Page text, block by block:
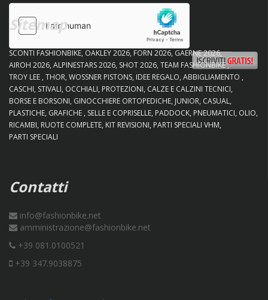
Sitemap
SCONTI FASHIONBIKE OAKLEY 2026 FORN 2026 GAERNE 2026
AIROH 2026 ALPINESTARS 2026 SHOT 2026 TEAM FASHIONBIKE
TROY LEE THOR WOSSNER PISTONS IDEE REGALO ABBIGLIAMENTO
CASCHI STIVALI OCCHIALI PROTEZIONI CALZE E CALZINI TECNICI
BORSE E BORSONI GINOCCHIERE ORTOPEDICHE JUNIOR CASUAL
PLASTICHE GRAFICHE SELLE E COPRISELLE PADDOCK PNEUMATICI OLIO
RICAMBI RUOTE COMPLETE KIT REVISIONI PARTI SPECIALI VHM
PARTI SPECIALI
Contatti
info@fashionbike.net
amministrazione@fashionbike.net
+39 081.0100521
+39 347.9038875